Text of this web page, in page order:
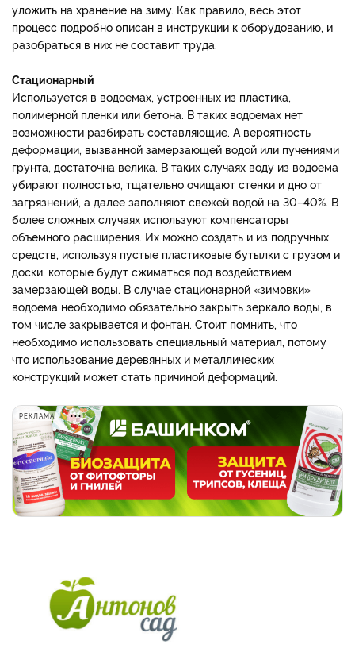
уложить на хранение на зиму. Как правило, весь этот
процесс подробно описан в инструкции к оборудованию, и
разобраться в них не составит труда.
Стационарный
Используется в водоемах, устроенных из пластика,
полимерной пленки или бетона. В таких водоемах нет
возможности разбирать составляющие. А вероятность
деформации, вызванной замерзающей водой или пучениями
грунта, достаточна велика. В таких случаях воду из водоема
убирают полностью, тщательно очищают стенки и дно от
загрязнений, а далее заполняют свежей водой на 30–40%. В
более сложных случаях используют компенсаторы
объемного расширения. Их можно создать и из подручных
средств, используя пустые пластиковые бутылки с грузом и
доски, которые будут сжиматься под воздействием
замерзающей воды. В случае стационарной «зимовки»
водоема необходимо обязательно закрыть зеркало воды, в
том числе закрывается и фонтан. Стоит помнить, что
необходимо использовать специальный материал, потому
что использование деревянных и металлических
конструкций может стать причиной деформаций.
РЕКЛАМА